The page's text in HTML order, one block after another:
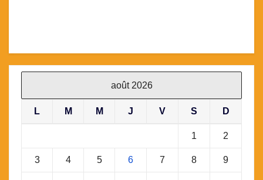
août 2026
L M M J V S D
1 2
3 4 5 6 7 8 9